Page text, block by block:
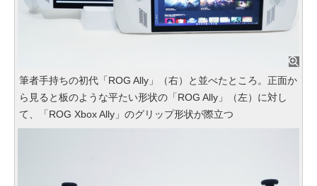
筆者手持ちの初代「ROG Ally」（右）と並べたところ。正面か
ら見ると板のような平たい形状の「ROG Ally」（左）に対し
て、「ROG Xbox Ally」のグリップ形状が際立つ